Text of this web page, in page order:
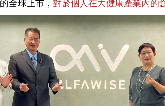
的全球上市，對於個人在大健康產業內的